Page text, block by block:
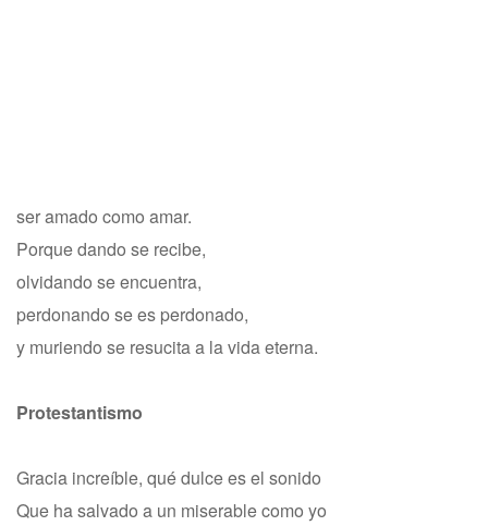
ser amado como amar.
Porque dando se recibe,
olvidando se encuentra,
perdonando se es perdonado,
y muriendo se resucita a la vida eterna.
Protestantismo
Gracia increíble, qué dulce es el sonido
Que ha salvado a un miserable como yo